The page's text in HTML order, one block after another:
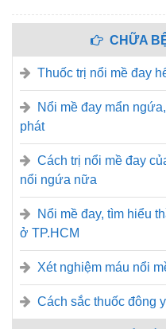
CHỮA
Thuốc trị nổi mề đay
Nổi mề đay mẩn
phát
Cách trị nổi mề đay
nổi ngứa nữa
Nổi mề đay, tìm hiểu
ở TP.HCM
Xét nghiệm máu nổi
Cách sắc thuốc đông